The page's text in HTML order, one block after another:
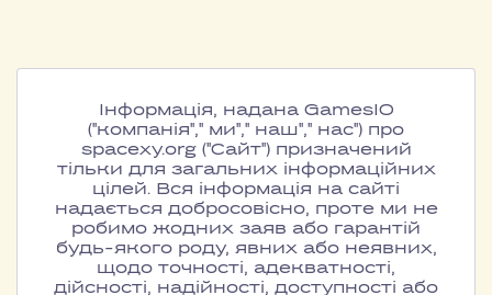
Інформація, надана GamesIO
("компанія"," ми"," наш"," нас") про
spacexy.org ("Сайт") призначений
тільки для загальних інформаційних
цілей. Вся інформація на сайті
надається добросовісно, проте ми не
робимо жодних заяв або гарантій
будь-якого роду, явних або неявних,
щодо точності, адекватності,
дійсності, надійності, доступності або